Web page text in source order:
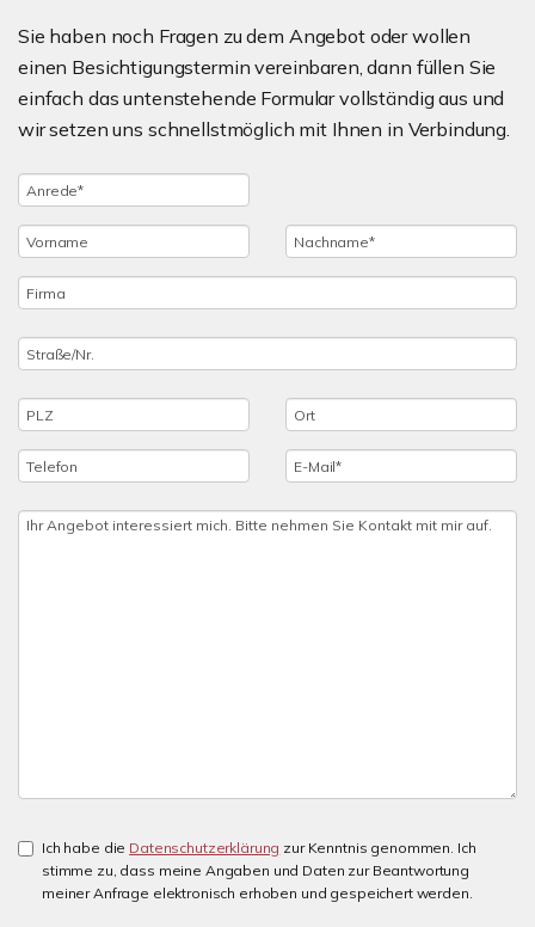
Sie haben noch Fragen zu dem Angebot oder wollen
einen Besichtigungstermin vereinbaren, dann füllen Sie
einfach das untenstehende Formular vollständig aus und
wir setzen uns schnellstmöglich mit Ihnen in Verbindung.
Ich habe die Datenschutzerklärung zur Kenntnis genommen. Ich
stimme zu, dass meine Angaben und Daten zur Beantwortung
meiner Anfrage elektronisch erhoben und gespeichert werden.